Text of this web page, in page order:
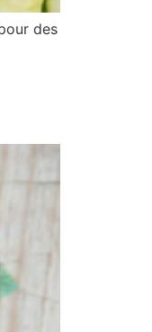
des